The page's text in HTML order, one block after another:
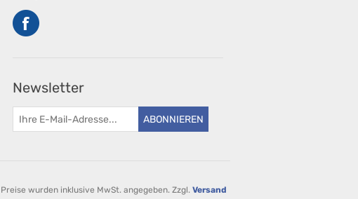
Newsletter
ABONNIEREN
wurden inklusive MwSt. angegeben. Zzgl. Versand